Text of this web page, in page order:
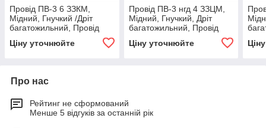
Провід ПВ-3 6 ЗЗКМ,
Мідний, Гнучкий /Дріт
багатожильний, Провід
одножильний
Ціну уточнюйте
Провід ПВ-3 нгд 4 ЗЗЦМ,
Мідний, Гнучкий, Дріт
багатожильний, Провід
одножильний
Ціну уточнюйте
Про нас
Рейтинг не сформований
Менше 5 відгуків за останній рік